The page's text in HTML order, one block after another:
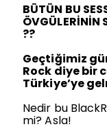
BÜTÜN BU
ÖVGÜLERİNİN
??
Geçtiğimiz
Rock diye bir
Türkiye’ye
Nedir bu
mi? Asla!